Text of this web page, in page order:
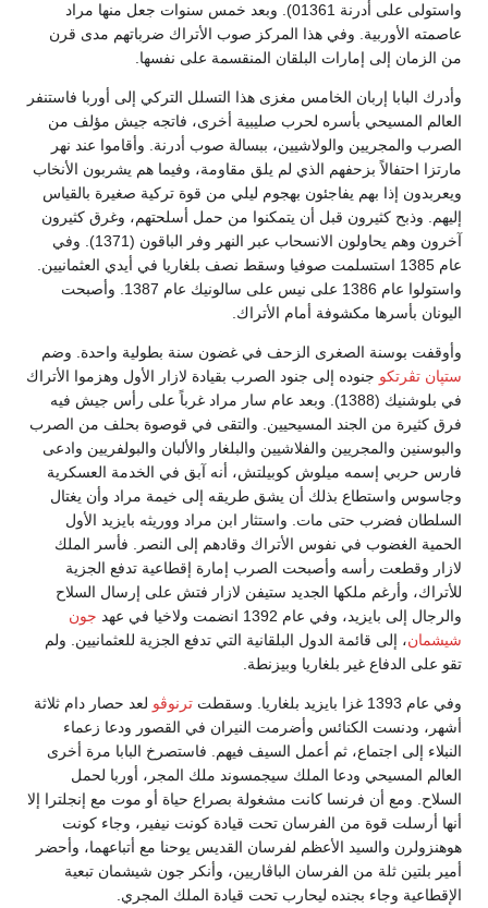
واستولى على أدرنة 01361). وبعد خمس سنوات جعل منها مراد
عاصمته الأوربية. وفي هذا المركز صوب الأتراك ضرباتهم مدى قرن
من الزمان إلى إمارات البلقان المنقسمة على نفسها.
وأدرك البابا إربان الخامس مغزى هذا التسلل التركي إلى أوربا فاستنفر
العالم المسيحي بأسره لحرب صليبية أخرى، فاتجه جيش مؤلف من
الصرب والمجريين والولاشيين، ببسالة صوب أدرنة. وأقاموا عند نهر
مارتزا احتفالاً بزحفهم الذي لم يلق مقاومة، وفيما هم يشربون الأنخاب
ويعربدون إذا بهم يفاجئون بهجوم ليلي من قوة تركية صغيرة بالقياس
إليهم. وذبح كثيرون قبل أن يتمكنوا من حمل أسلحتهم، وغرق كثيرون
آخرون وهم يحاولون الانسحاب عبر النهر وفر الباقون (1371). وفي
عام 1385 استسلمت صوفيا وسقط نصف بلغاريا في أيدي العثمانيين.
واستولوا عام 1386 على نيس على سالونيك عام 1387. وأصبحت
اليونان بأسرها مكشوفة أمام الأتراك.
وأوقفت بوسنة الصغرى الزحف في غضون سنة بطولية واحدة. وضم
ستپان تڤرتكو جنوده إلى جنود الصرب بقيادة لازار الأول وهزموا الأتراك
في بلوشنيك (1388). وبعد عام سار مراد غرباً على رأس جيش فيه
فرق كثيرة من الجند المسيحيين. والتقى في قوصوة بحلف من الصرب
والبوسنين والمجريين والفلاشيين والبلغار والألبان والبولفريين وادعى
فارس حربي إسمه ميلوش كوبيلتش، أنه آبق في الخدمة العسكرية
وجاسوس واستطاع بذلك أن يشق طريقه إلى خيمة مراد وأن يغتال
السلطان فضرب حتى مات. واستثار ابن مراد ووريثه بايزيد الأول
الحمية الغضوب في نفوس الأتراك وقادهم إلى النصر. فأسر الملك
لازار وقطعت رأسه وأصبحت الصرب إمارة إقطاعية تدفع الجزية
للأتراك، وأرغم ملكها الجديد ستيفن لازار فتش على إرسال السلاح
والرجال إلى بايزيد، وفي عام 1392 انضمت ولاخيا في عهد
جون
شيشمان، إلى قائمة الدول البلقانية التي تدفع الجزية للعثمانيين. ولم
تقو على الدفاع غير بلغاريا وبيزنطة.
وفي عام 1393 غزا بايزيد بلغاريا. وسقطت ترنوڤو لعد حصار دام ثلاثة
أشهر، ودنست الكنائس وأضرمت النيران في القصور ودعا زعماء
النبلاء إلى اجتماع، ثم أعمل السيف فيهم. فاستصرخ البابا مرة أخرى
العالم المسيحي ودعا الملك سيجمسوند ملك المجر، أوربا لحمل
السلاح. ومع أن فرنسا كانت مشغولة بصراع حياة أو موت مع إنجلترا إلا
أنها أرسلت قوة من الفرسان تحت قيادة كونت نيفير، وجاء كونت
هوهنزولرن والسيد الأعظم لفرسان القديس يوحنا مع أتباعهما، وأحضر
أمير بلتين ثلة من الفرسان الباڤاريين، وأنكر جون شيشمان تبعية
الإقطاعية وجاء بجنده ليحارب تحت قيادة الملك المجري.